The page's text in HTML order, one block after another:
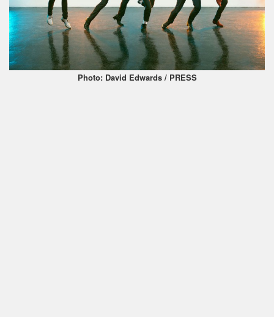
Photo: David Edwards / PRESS